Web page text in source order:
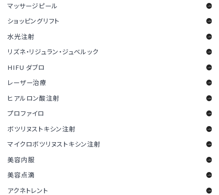
マッサージピール
ショッピングリフト
水光注射
リズネ・リジュラン・ジュベルック
HIFU ダブロ
レーザー治療
ヒアルロン酸注射
プロファイロ
ボツリヌストキシン注射
マイクロボツリヌストキシン注射
美容内服
美容点滴
アクネトレント